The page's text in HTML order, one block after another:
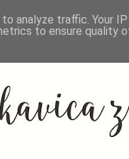
analyze traffic. Your
to ensure quality